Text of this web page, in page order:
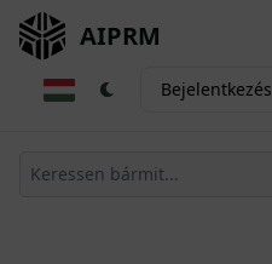
AIPRM
Bejelentkezés